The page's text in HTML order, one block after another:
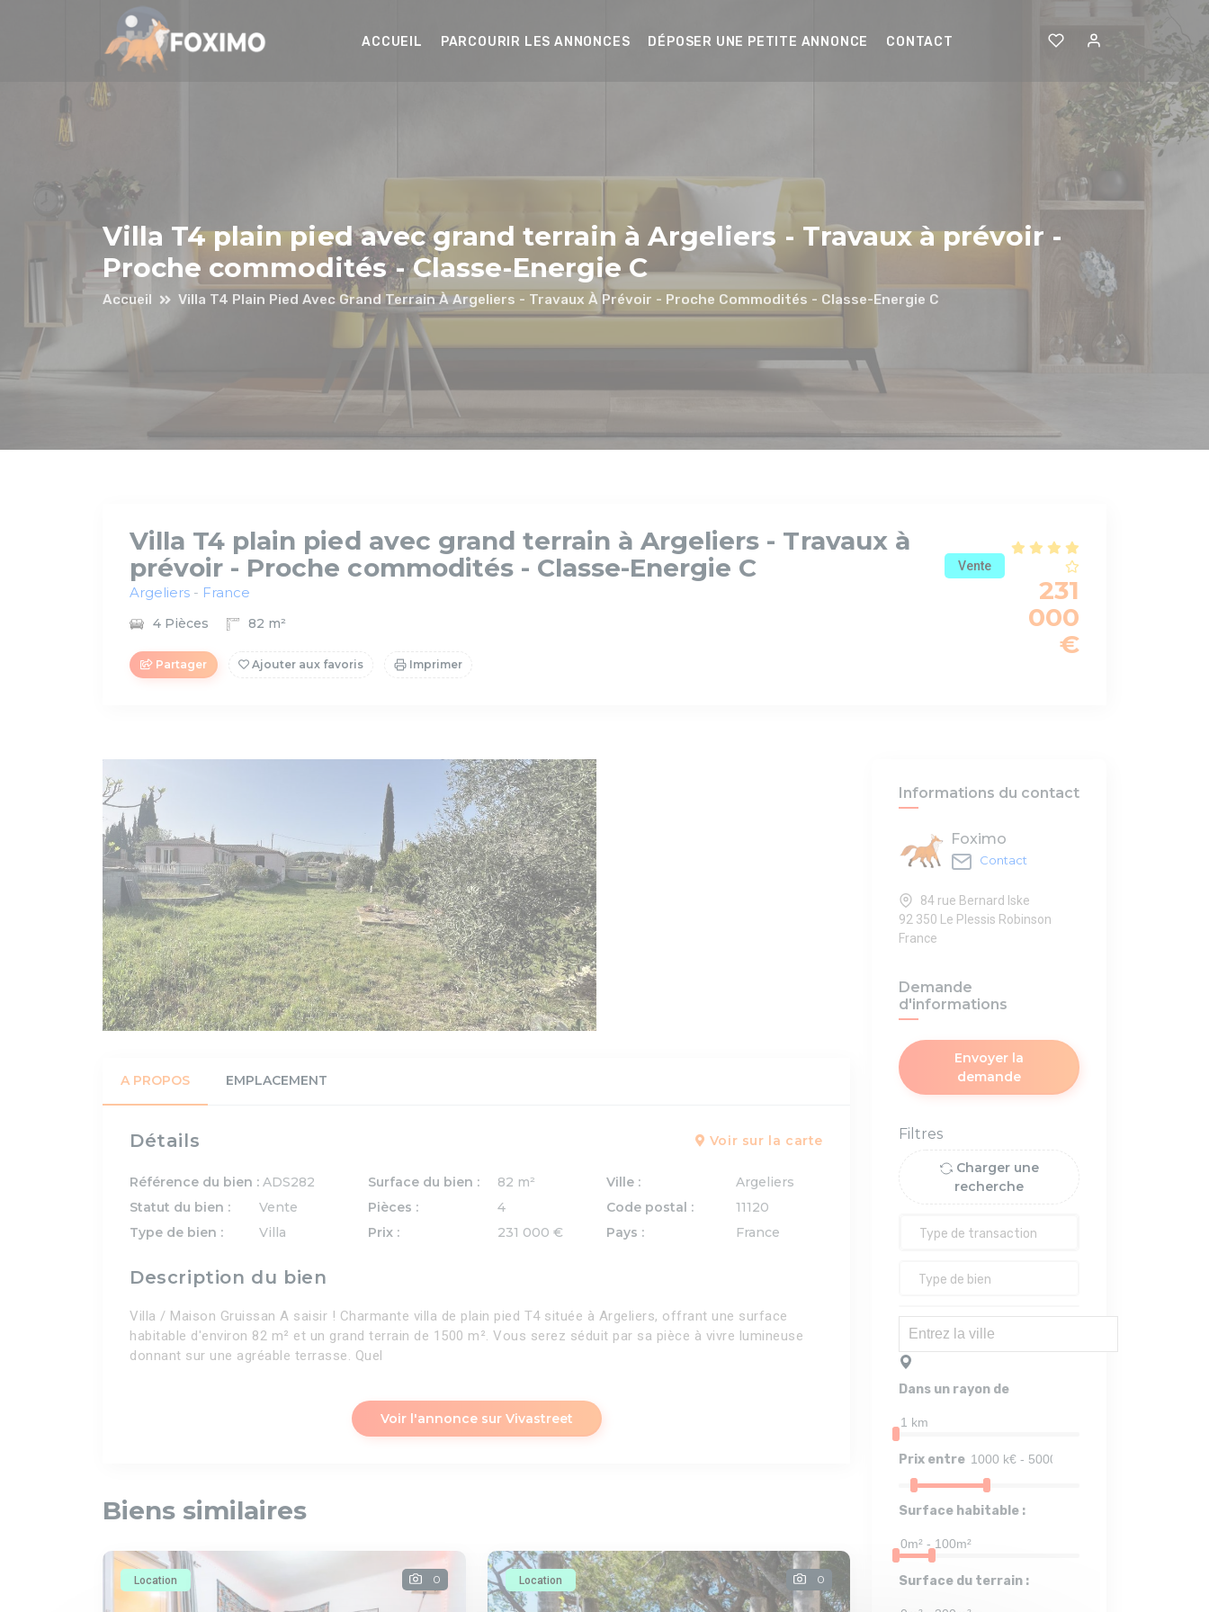
ACCUEIL PARCOURIR LES ANNONCES DÉPOSER UNE PETITE ANNONCE CONTACT
Villa T4 plain pied avec grand terrain à Argeliers - Travaux à prévoir -
Proche commodités - Classe-Energie C
Accueil Villa T4 Plain Pied Avec Grand Terrain À Argeliers - Travaux À Prévoir - Proche Commodités - Classe-Energie C
Villa T4 plain pied avec grand terrain à Argeliers - Travaux à
prévoir - Proche commodités - Classe-Energie C
Vente
Argeliers - France
4 Pièces 82 m²
Partager Ajouter aux favoris Imprimer
231
000
€
A PROPOS EMPLACEMENT
Détails Voir sur la carte
Référence du bien : ADS282
Statut du bien :
Vente
Type de bien :
Villa
Surface du bien :
82 m²
Pièces :
4
Prix :
231 000 €
Ville :
Argeliers
Code postal :
11120
Pays :
France
Description du bien
Villa / Maison Gruissan A saisir ! Charmante villa de plain pied T4 située à Argeliers, offrant une surface
habitable d'environ 82 m² et un grand terrain de 1500 m². Vous serez séduit par sa pièce à vivre lumineuse
donnant sur une agréable terrasse. Quel
Voir l'annonce sur Vivastreet
Biens similaires
Location 0 Location 0
Informations du contact
Foximo
Contact
84 rue Bernard Iske
92 350 Le Plessis Robinson
France
Demande
d'informations
Envoyer la
demande
Filtres
Charger une
recherche
Dans un rayon de
Prix entre
Surface habitable :
Surface du terrain :
Panneau de gestion des cookies